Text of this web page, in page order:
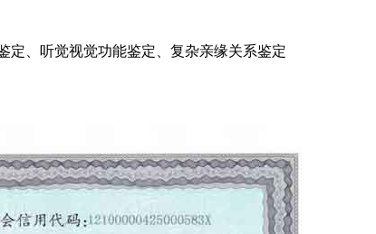
定、听觉视觉功能鉴定、复杂亲缘关系鉴定